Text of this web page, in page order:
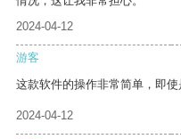
2024-04-12
游客
这款软件的操作非常简单，即使
2024-04-12